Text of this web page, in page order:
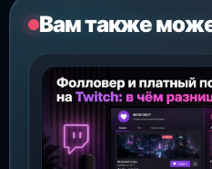
Вам также